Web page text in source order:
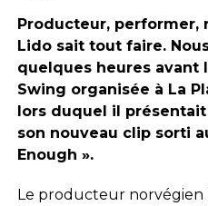
Producteur, performer,
Lido sait tout faire.
quelques heures avant
Swing organisée à La
lors duquel il
son nouveau clip sorti
Enough ».
Le producteur norvégien